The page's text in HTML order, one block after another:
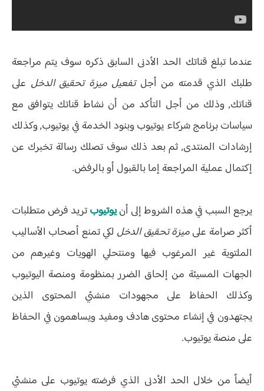
عندما تبلغ قناتك الحد الأدنى السابق ذكره سوف يتم مراجعة
طلبك الذي قدمته من أجلتفعيل ميزة تحقيق الدخل على
قناتك, وذلك من أجل التأكد من أن نشاط قناتك يتوافق مع
سياسات برنامج شركاء يوتيوب وبنود الخدمة في يوتيوب, وكذلك
إرشادات المنتدى, ثم بعد ذلك سوف تصلك رسالة تخبرك عن
إكتمال عملية المراجعة إما بالقبول أو بالرفض.
يرجع السبب في هذه الشروط إلى أنيوتيوبتريد فرض متطلبات
أكثر صرامة علىميزة تحقيق الدخل لكي تمنع أصحاب الأساليب
الملتوية غير المرغوب فيها ومنتحلي الهويات وغيرهم من
الجهات المسيئة من إلحاق الضرر بمنظومة ومنصة اليوتيوب
وكذلك الحفاظ على مجهودات منشئي المحتوى الذين
يجتهدون في إنشاء محتوى هادف ومفيد ويساهمون في الحفاظ
على منصة يوتيوب.
أيضاً من خلال الحد الأدنى الذي فرضته يوتيوب على منشئي